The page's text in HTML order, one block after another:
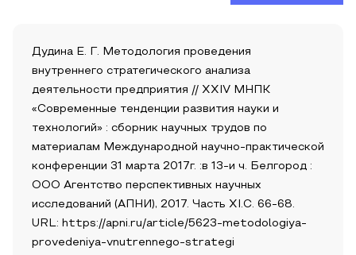
Дудина Е. Г. Методология проведения
внутреннего стратегического анализа
деятельности предприятия // XXIV МНПК
«Современные тенденции развития науки и
технологий» : сборник научных трудов по
материалам Международной научно-практической
конференции 31 марта 2017г. :в 13-и ч. Белгород :
ООО Агентство перспективных научных
исследований (АПНИ), 2017. Часть XI.С. 66-68.
URL: https://apni.ru/article/5623-metodologiya-
provedeniya-vnutrennego-strategi